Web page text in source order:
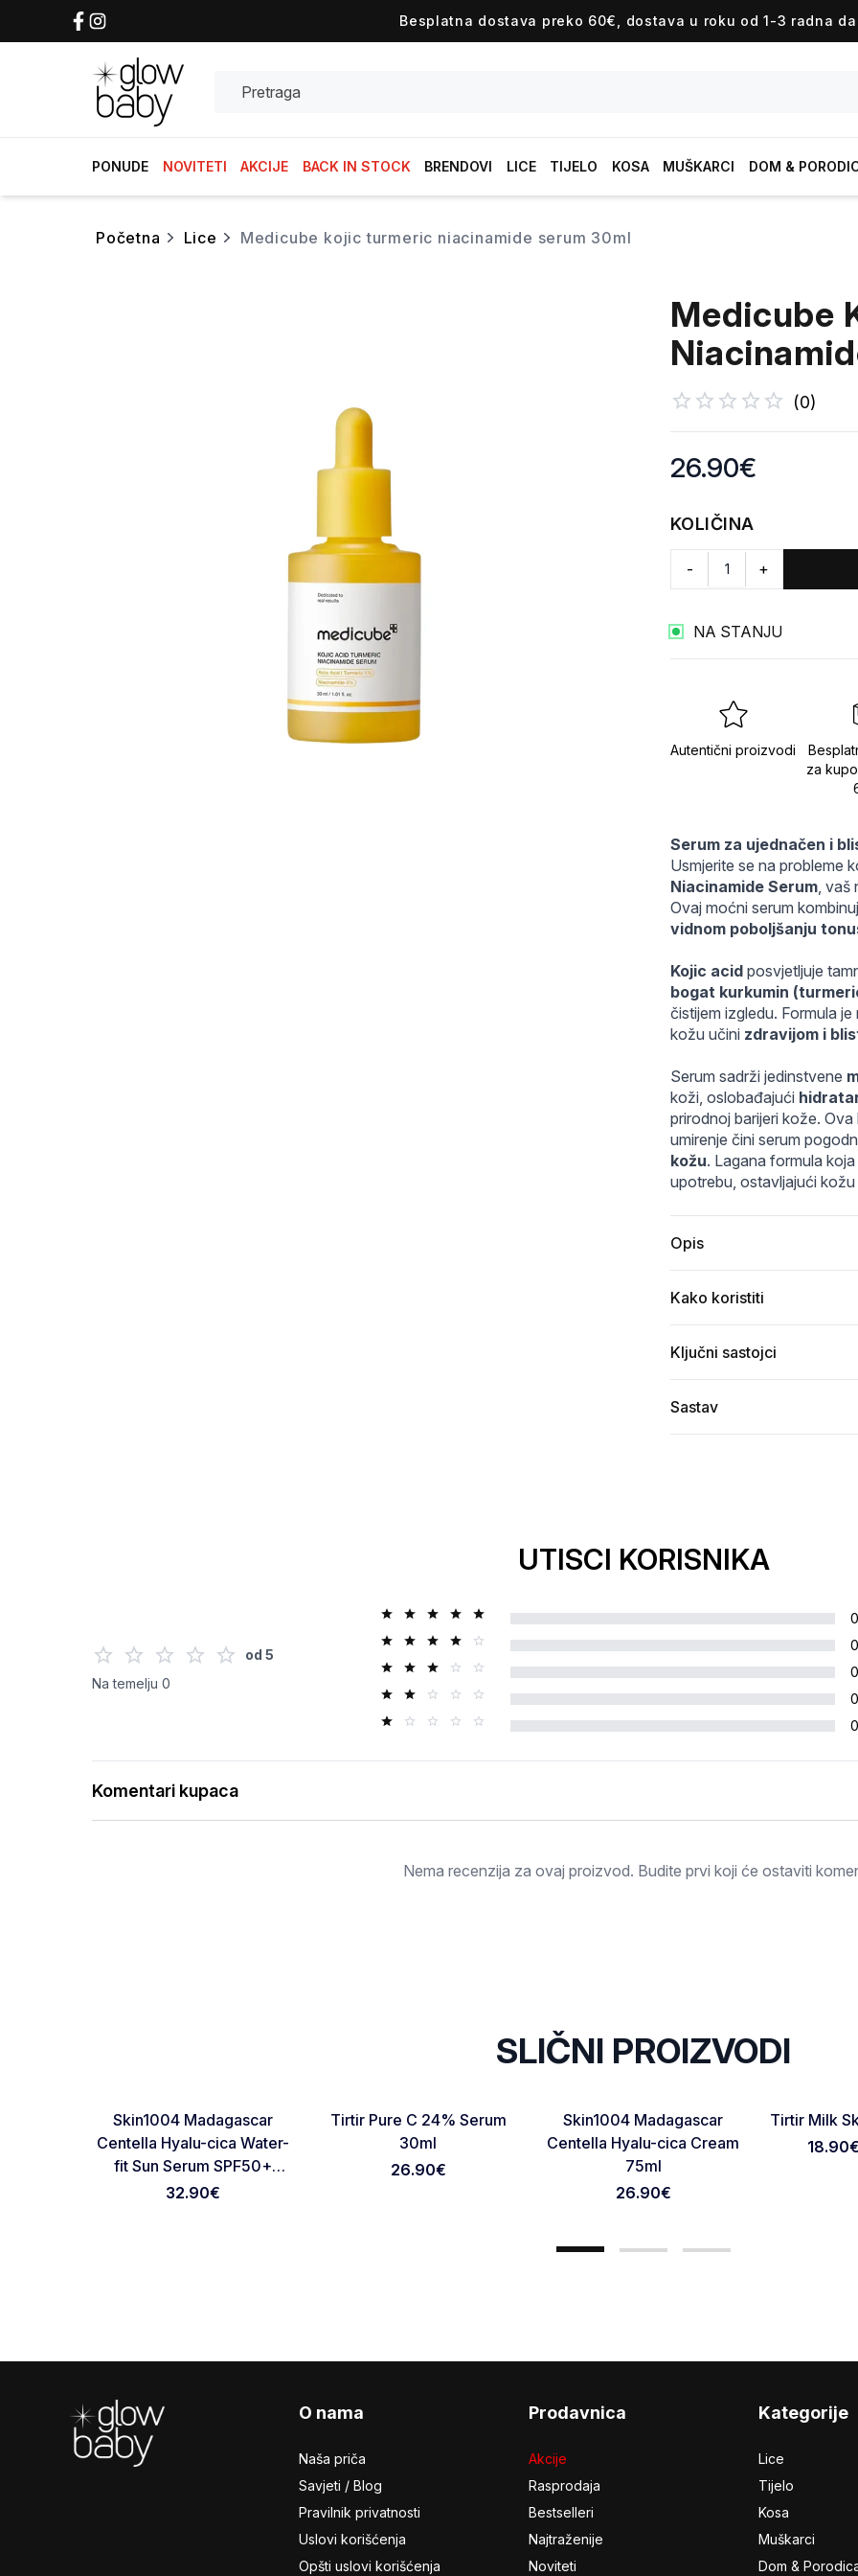
Besplatna dostava preko 60€, dostava u roku od 1-3 radna
PONUDE NOVITETI AKCIJE BACK IN STOCK BRENDOVI LICE TIJELO KOSA MUŠKARCI DOM &
početna lice medicube kojic turmeric niacinamide serum 30ml
Medicube
(0)
Product information
26.90€
KOLIČINA
- +
NA STANJU
Autentični proizvodi
za
Serum za ujednačen i
Usmjerite se na probleme
Niacinamide Serum, vaš
vidnom poboljšanju
Kojic acid posvjetljuje
bogat kurkumin
čistijem izgledu. Formula
kožu učini zdravijom i
Serum sadrži jedinstvene
koži, oslobađajući
prirodnoj barijeri kože.
umirenje čini serum
kožu. Lagana formula
upotrebu, ostavljajući kožu
Opis
Kako koristiti
Ključni sastojci
Sastav
UTISCI KORISNIKA
od 5
Na temelju 0
0
0
0
0
0
Ocjena
Otkaži pregled Pošaljite pregled
Komentari kupaca
Nema recenzija za ovaj proizvod. Budite prvi koji će ostaviti
SLIČNI PROIZVODI
Favorite
Skin1004 Madagascar
Centella Hyalu-cica Water-
fit Sun Serum SPF50+
PA++++ 100ml
32.90€
Favorite
Tirtir Pure C 24% Serum
30ml
26.90€
Favorite
Skin1004 Madagascar
Centella Hyalu-cica Cream
75ml
26.90€
Tirtir Milk
O nama
Naša priča
Savjeti / Blog
Pravilnik privatnosti
Uslovi korišćenja
Opšti uslovi korišćenja
Prodavnica
Akcije
Rasprodaja
Bestselleri
Najtraženije
Noviteti
Kategorije
Lice
Tijelo
Kosa
Muškarci
Dom &